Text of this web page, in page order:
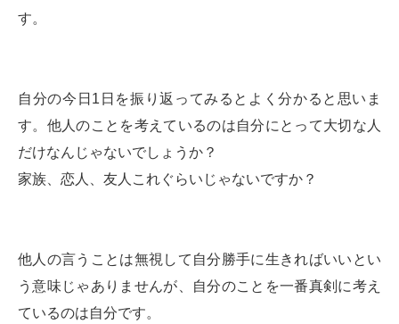
す。
自分の今日1日を振り返ってみるとよく分かると思いま
す。他人のことを考えているのは自分にとって大切な人
だけなんじゃないでしょうか？
家族、恋人、友人これぐらいじゃないですか？
他人の言うことは無視して自分勝手に生きればいいとい
う意味じゃありませんが、自分のことを一番真剣に考え
ているのは自分です。